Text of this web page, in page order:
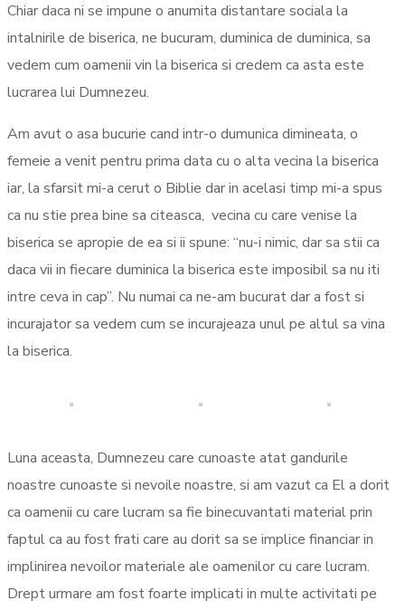
Chiar daca ni se impune o anumita distantare sociala la
intalnirile de biserica, ne bucuram, duminica de duminica, sa
vedem cum oamenii vin la biserica si credem ca asta este
lucrarea lui Dumnezeu.
Am avut o asa bucurie cand intr-o dumunica dimineata, o
femeie a venit pentru prima data cu o alta vecina la biserica
iar, la sfarsit mi-a cerut o Biblie dar in acelasi timp mi-a spus
ca nu stie prea bine sa citeasca, vecina cu care venise la
biserica se apropie de ea si ii spune: “nu-i nimic, dar sa stii ca
daca vii in fiecare duminica la biserica este imposibil sa nu iti
intre ceva in cap”. Nu numai ca ne-am bucurat dar a fost si
incurajator sa vedem cum se incurajeaza unul pe altul sa vina
la biserica.
Luna aceasta, Dumnezeu care cunoaste atat gandurile
noastre cunoaste si nevoile noastre, si am vazut ca El a dorit
ca oamenii cu care lucram sa fie binecuvantati material prin
faptul ca au fost frati care au dorit sa se implice financiar in
implinirea nevoilor materiale ale oamenilor cu care lucram.
Drept urmare am fost foarte implicati in multe activitati pe